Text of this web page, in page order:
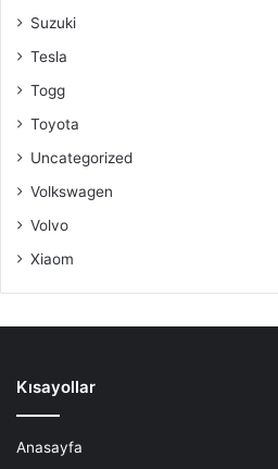
Suzuki
Tesla
Togg
Toyota
Uncategorized
Volkswagen
Volvo
Xiaom
Kısayollar
Anasayfa